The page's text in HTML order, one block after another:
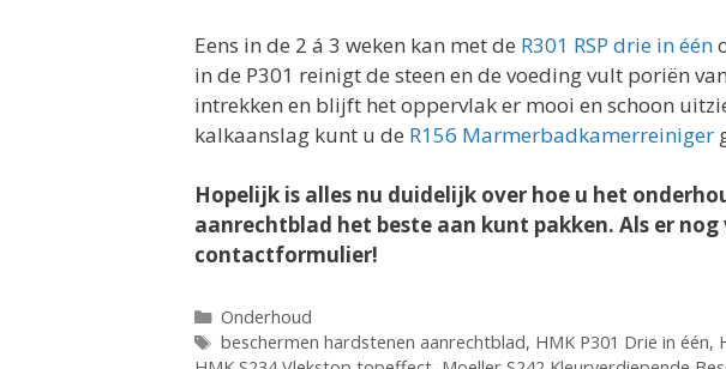
Eens in de 2 á 3 weken kan met de R301 RSP drie in één
in de P301 reinigt de steen en de voeding vult poriën
intrekken en blijft het oppervlak er mooi en schoon
kalkaanslag kunt u de R156 Marmerbadkamerreiniger
Hopelijk is alles nu duidelijk over hoe u het
aanrechtblad het beste aan kunt pakken. Als er
contactformulier!
Categorieën
Onderhoud
Tags
beschermen hardstenen aanrechtblad, HMK P301 Drie in één,